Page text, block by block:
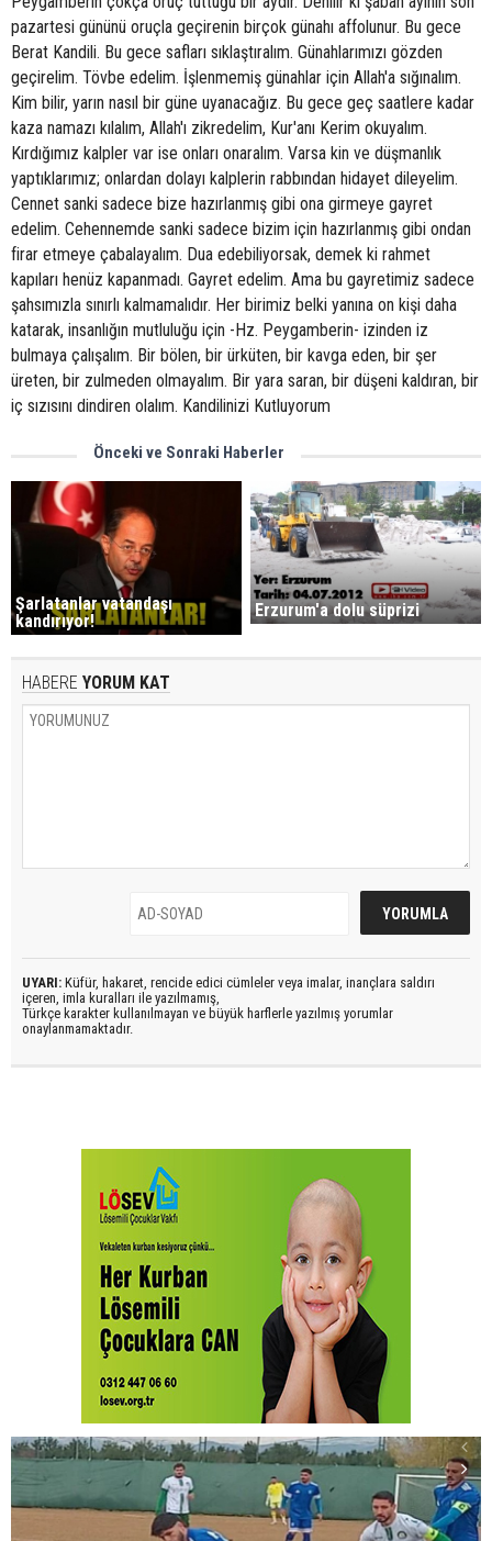
pazartesi gününü oruçla geçirenin birçok günahı affolunur. Bu gece
Berat Kandili. Bu gece safları sıklaştıralım. Günahlarımızı gözden
geçirelim. Tövbe edelim. İşlenmemiş günahlar için Allah'a sığınalım.
Kim bilir, yarın nasıl bir güne uyanacağız. Bu gece geç saatlere kadar
kaza namazı kılalım, Allah'ı zikredelim, Kur'anı Kerim okuyalım.
Kırdığımız kalpler var ise onları onaralım. Varsa kin ve düşmanlık
yaptıklarımız; onlardan dolayı kalplerin rabbından hidayet dileyelim.
Cennet sanki sadece bize hazırlanmış gibi ona girmeye gayret
edelim. Cehennemde sanki sadece bizim için hazırlanmış gibi ondan
firar etmeye çabalayalım. Dua edebiliyorsak, demek ki rahmet
kapıları henüz kapanmadı. Gayret edelim. Ama bu gayretimiz sadece
şahsımızla sınırlı kalmamalıdır. Her birimiz belki yanına on kişi daha
katarak, insanlığın mutluluğu için -Hz. Peygamberin- izinden iz
bulmaya çalışalım. Bir bölen, bir ürküten, bir kavga eden, bir şer
üreten, bir zulmeden olmayalım. Bir yara saran, bir düşeni kaldıran, bir
iç sızısını dindiren olalım. Kandilinizi Kutluyorum
Önceki ve Sonraki Haberler
Şarlatanlar vatandaşı
kandırıyor!
Erzurum'a dolu süprizi
HABERE YORUM KAT
UYARI: Küfür, hakaret, rencide edici cümleler veya imalar, inançlara saldırı
içeren, imla kuralları ile yazılmamış,
Türkçe karakter kullanılmayan ve büyük harflerle yazılmış yorumlar
onaylanmamaktadır.